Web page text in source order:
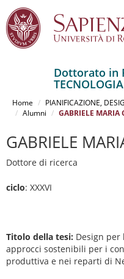
contenuto
Dottorato in
Home
PIANIFICAZIONE,
Alumni
GABRIELE MARIA
GABRIELE
Dottore di ricerca
ciclo: XXXVI
Titolo della tesi: Design per
approcci sostenibili per i
produttiva e nei reparti di